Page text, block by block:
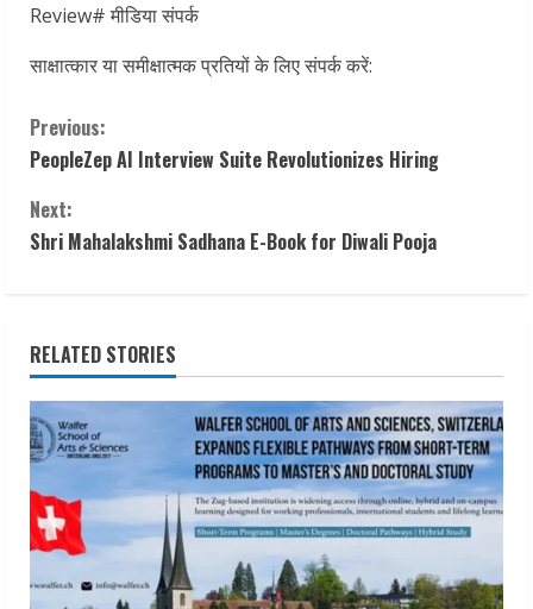
Review# मीडिया संपर्क
साक्षात्कार या समीक्षात्मक प्रतियों के लिए संपर्क करें:
C
o
n
i
n
u
e
R
e
Previous:
PeopleZep AI Interview Suite Revolutionizes Hiring
Next:
Shri Mahalakshmi Sadhana E-Book for Diwali Pooja
RELATED STORIES